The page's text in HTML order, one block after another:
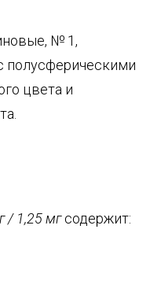
№ 1,
полусферическими
цвета и
/ 1,25 мгсодержит: